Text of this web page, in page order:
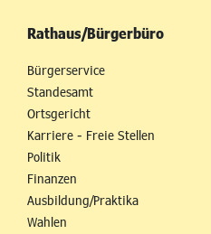
Rathaus/Bürgerbüro
Bürgerservice
Standesamt
Ortsgericht
Karriere - Freie Stellen
Politik
Finanzen
Ausbildung/Praktika
Wahlen